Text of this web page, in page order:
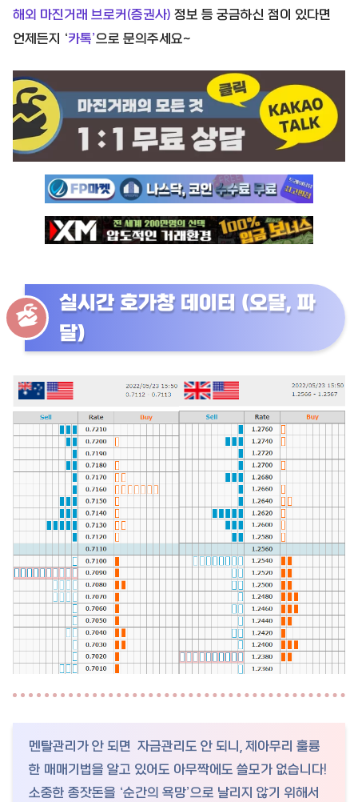
해외 마진거래 브로커(증권사) 정보 등 궁금하신 점이 있다면
언제든지 ‘카톡’으로 문의주세요~
실시간 호가창 데이터 (오달, 파
달)
멘탈관리가 안 되면 자금관리도 안 되니, 제아무리 훌륭
한 매매기법을 알고 있어도 아무짝에도 쓸모가 없습니다!
소중한 종잣돈을 ‘순간의 욕망’으로 날리지 않기 위해서